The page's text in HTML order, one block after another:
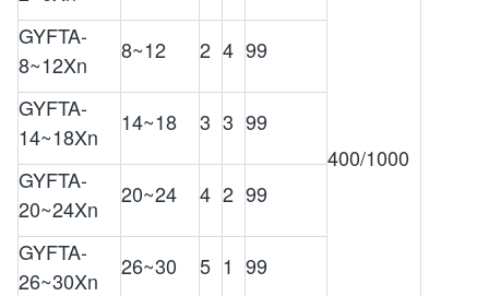
400/1000
GYFTA-
8~12Xn
8~12 2 4 99
GYFTA-
14~18Xn
14~18 3 3 99
GYFTA-
20~24Xn
20~24 4 2 99
GYFTA-
26~30Xn
26~30 5 1 99